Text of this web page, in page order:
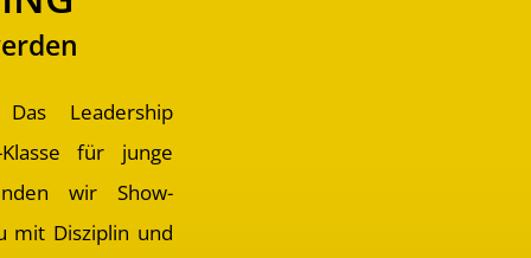
Leadership
für junge
wir Show-
mit Disziplin und